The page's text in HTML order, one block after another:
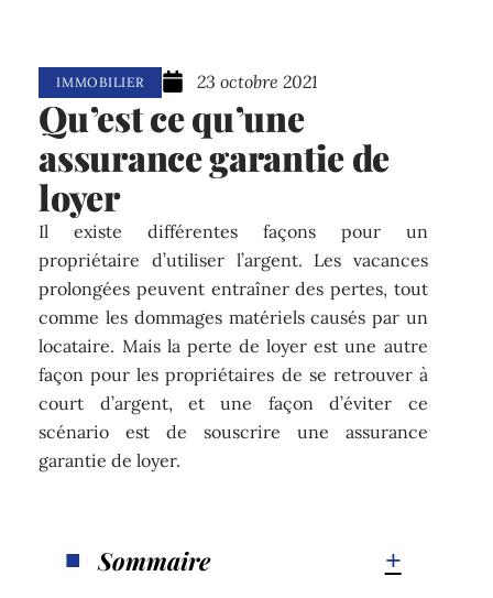
IMMOBILIER 23 octobre 2021
Qu’est ce qu’une
assurance garantie de
loyer
Il existe différentes façons pour un
propriétaire d’utiliser l’argent. Les vacances
prolongées peuvent entraîner des pertes, tout
comme les dommages matériels causés par un
locataire. Mais la perte de loyer est une autre
façon pour les propriétaires de se retrouver à
court d’argent, et une façon d’éviter ce
scénario est de souscrire une assurance
garantie de loyer.
Sommaire